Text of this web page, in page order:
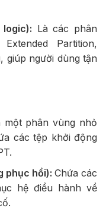
Là các phân
Partition,
giúp người dùng tận
một phân vùng nhỏ
các tệp khởi động
phục hồi): Chứa các
hệ điều hành về